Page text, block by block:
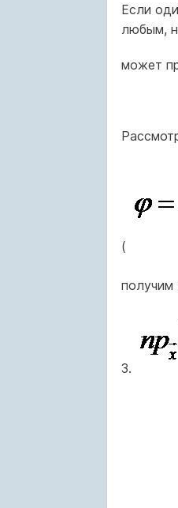
Если
любым,
может
(
получим
3.